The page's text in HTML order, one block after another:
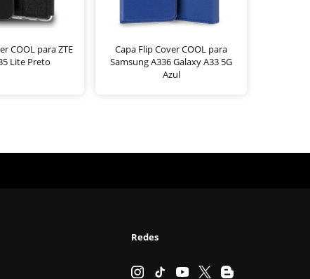
COOL para ZTE
Lite Preto
Capa Flip Cover COOL para
Samsung A336 Galaxy A33 5G
Azul
Redes